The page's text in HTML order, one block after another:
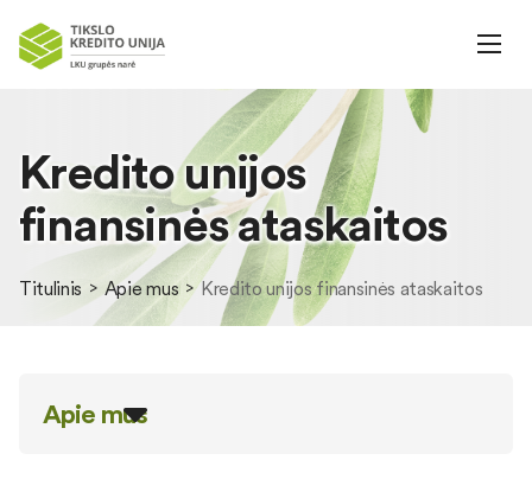
Kredito unijos
finansinės ataskaitos
Titulinis Apie mus Kredito unijos finansinės ataskaitos
Apie mus